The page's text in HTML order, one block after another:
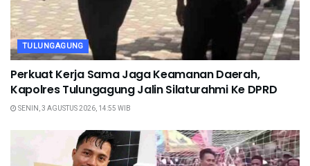
TULUNGAGUNG
Perkuat Kerja Sama Jaga Keamanan Daerah,
Kapolres Tulungagung Jalin Silaturahmi Ke DPRD
SENIN, 3 AGUSTUS 2026, 14:55 WIB